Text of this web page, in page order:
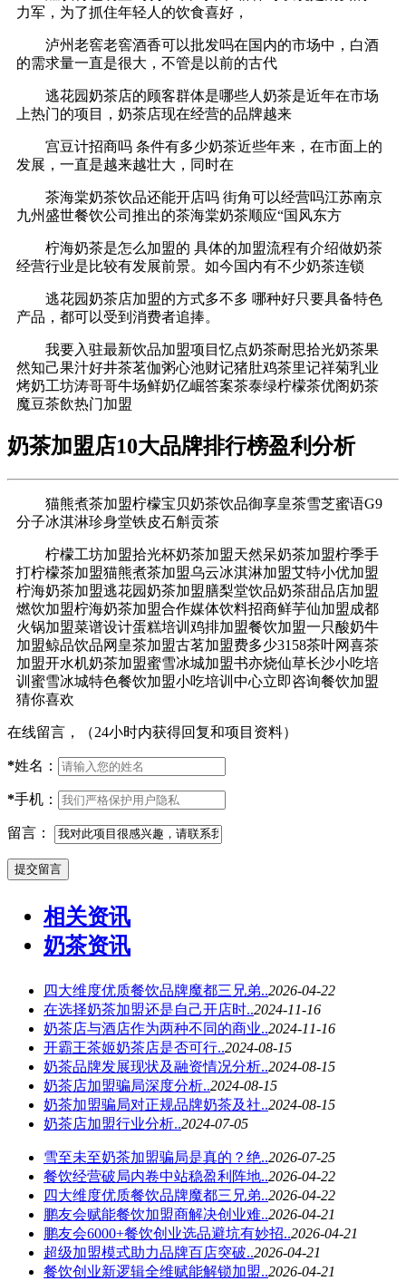
力军，为了抓住年轻人的饮食喜好，
泸州老窖老窖酒香可以批发吗在国内的市场中，白酒
的需求量一直是很大，不管是以前的古代
逃花园奶茶店的顾客群体是哪些人奶茶是近年在市场
上热门的项目，奶茶店现在经营的品牌越来
宫豆计招商吗 条件有多少奶茶近些年来，在市面上的
发展，一直是越来越壮大，同时在
茶海棠奶茶饮品还能开店吗 街角可以经营吗江苏南京
九州盛世餐饮公司推出的茶海棠奶茶顺应“国风东方
柠海奶茶是怎么加盟的 具体的加盟流程有介绍做奶茶
经营行业是比较有发展前景。如今国内有不少奶茶连锁
逃花园奶茶店加盟的方式多不多 哪种好只要具备特色
产品，都可以受到消费者追捧。
我要入驻最新饮品加盟项目忆点奶茶耐思拾光奶茶果
然知己果汁好井茶茗伽粥心池财记猪肚鸡茶里记祥菊乳业
烤奶工坊涛哥哥牛场鲜奶亿崛答案茶泰绿柠檬茶优阁奶茶
魔豆茶飲热门加盟
奶茶加盟店10大品牌排行榜盈利分析
猫熊煮茶加盟柠檬宝贝奶茶饮品御享皇茶雪芝蜜语G9
分子冰淇淋珍身堂铁皮石斛贡茶
柠檬工坊加盟拾光杯奶茶加盟天然呆奶茶加盟柠季手
打柠檬茶加盟猫熊煮茶加盟乌云冰淇淋加盟艾特小优加盟
柠海奶茶加盟逃花园奶茶加盟膳梨堂饮品奶茶甜品店加盟
燃饮加盟柠海奶茶加盟合作媒体饮料招商鲜芋仙加盟成都
火锅加盟菜谱设计蛋糕培训鸡排加盟餐饮加盟一只酸奶牛
加盟鲸品饮品网皇茶加盟古茗加盟费多少3158茶叶网喜茶
加盟开水机奶茶加盟蜜雪冰城加盟书亦烧仙草长沙小吃培
训蜜雪冰城特色餐饮加盟小吃培训中心立即咨询餐饮加盟
猜你喜欢
在线留言，（24小时内获得回复和项目资料）
*姓名：
*手机：
留言：
相关资讯
奶茶资讯
四大维度优质餐饮品牌魔都三兄弟..2026-04-22
在选择奶茶加盟还是自己开店时..2024-11-16
奶茶店与酒店作为两种不同的商业..2024-11-16
开霸王茶姬奶茶店是否可行..2024-08-15
奶茶品牌发展现状及融资情况分析..2024-08-15
奶茶店加盟骗局深度分析..2024-08-15
奶茶加盟骗局对正规品牌奶茶及社..2024-08-15
奶茶店加盟行业分析..2024-07-05
雪至未至奶茶加盟骗局是真的？绝..2026-07-25
餐饮经营破局内卷中站稳盈利阵地..2026-04-22
四大维度优质餐饮品牌魔都三兄弟..2026-04-22
鹏友会赋能餐饮加盟商解决创业难..2026-04-21
鹏友会6000+餐饮创业选品避坑有妙招..2026-04-21
超级加盟模式助力品牌百店突破..2026-04-21
餐饮创业新逻辑全维赋能解锁加盟..2026-04-21